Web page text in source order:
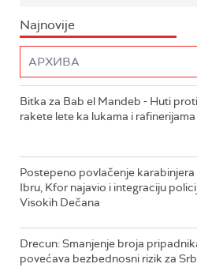
Najnovije
Bitka za Bab el Mandeb - Huti
rakete lete ka lukama i rafinerijama
Postepeno povlačenje karabinjera
Ibru, Kfor najavio i integraciju
Visokih Dečana
Drecun: Smanjenje broja
povećava bezbednosni rizik za